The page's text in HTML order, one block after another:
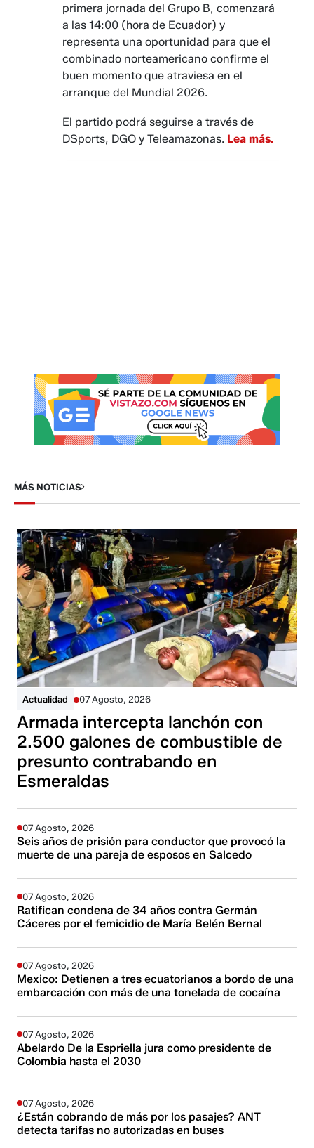
primera jornada del Grupo B, comenzará
a las 14:00 (hora de Ecuador) y
representa una oportunidad para que el
combinado norteamericano confirme el
buen momento que atraviesa en el
arranque del Mundial 2026.
El partido podrá seguirse a través de
DSports, DGO y Teleamazonas. Lea más.
MÁS NOTICIAS
Actualidad 07 Agosto, 2026
Armada intercepta lanchón con
2.500 galones de combustible de
presunto contrabando en
Esmeraldas
07 Agosto, 2026
Seis años de prisión para conductor que provocó la
muerte de una pareja de esposos en Salcedo
07 Agosto, 2026
Ratifican condena de 34 años contra Germán
Cáceres por el femicidio de María Belén Bernal
07 Agosto, 2026
Mexico: Detienen a tres ecuatorianos a bordo de una
embarcación con más de una tonelada de cocaína
07 Agosto, 2026
Abelardo De la Espriella jura como presidente de
Colombia hasta el 2030
07 Agosto, 2026
¿Están cobrando de más por los pasajes? ANT
detecta tarifas no autorizadas en buses